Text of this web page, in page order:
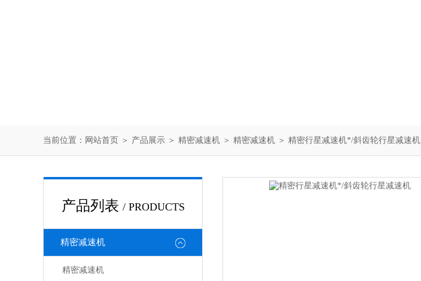
当前位置： 网站首页 ＞ 产品展示 ＞ 精密减速机 ＞ 精密减速机 ＞ 精密行星减速机*/斜齿轮行星减速机
产品列表 / PRODUCTS
精密减速机
精密减速机